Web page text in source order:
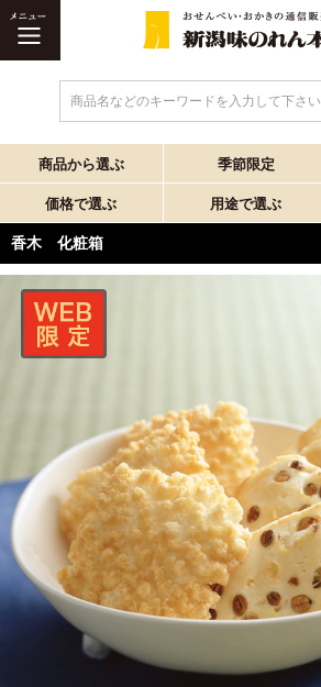
商品名などのキーワードを入力して下さい
商品から選ぶ 季節限定
価格で選ぶ 用途で選ぶ
香木 化粧箱